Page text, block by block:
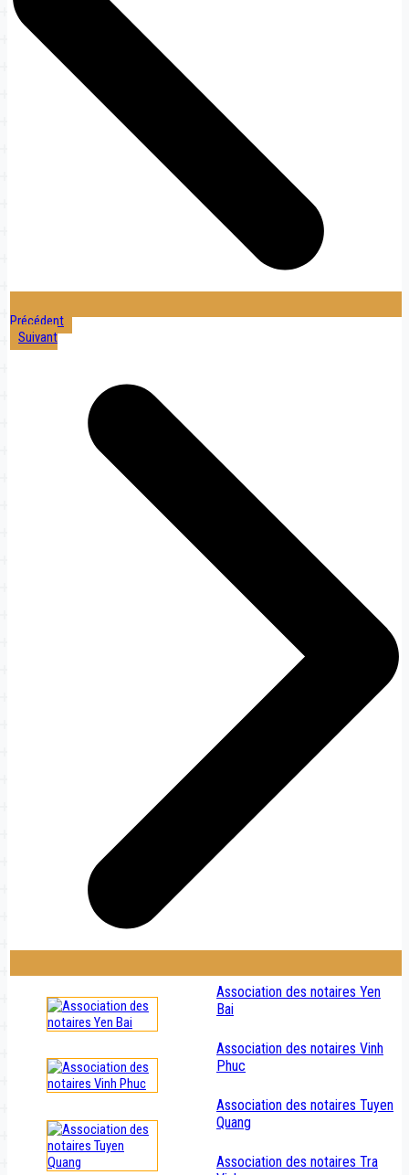
Précédent
Suivant
Association des notaires Yen
Bai
Association des notaires Vinh
Phuc
Association des notaires Tuyen
Quang
Association des notaires Tra